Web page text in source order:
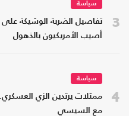
3
سياسة
تفاصيل الضربة الوشيكة على
أصيب الأمريكيون بالذهول
4
سياسة
ممثلات يرتدين الزي
مع السيسي